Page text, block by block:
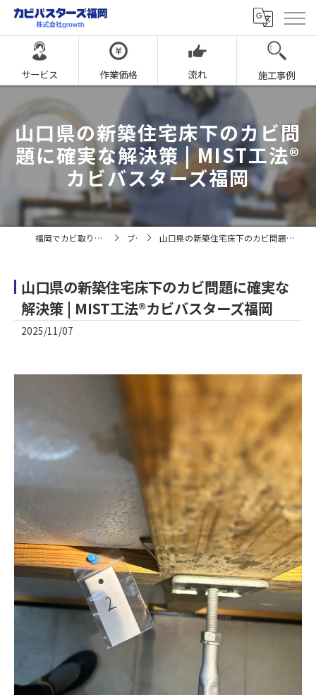
サービス 作業価格 流れ 施工事例
山口県の新築住宅床下のカビ問
題に確実な解決策 | MIST工法®
カビバスターズ福岡
福岡でカビ取りならカビバスターズ福岡 ブログ 山口県の新築住宅床下のカビ問題に確実な解決策 | MIST工法®カビバスターズ福岡
山口県の新築住宅床下のカビ問題に確実な
解決策 | MIST工法®カビバスターズ福岡
2025/11/07